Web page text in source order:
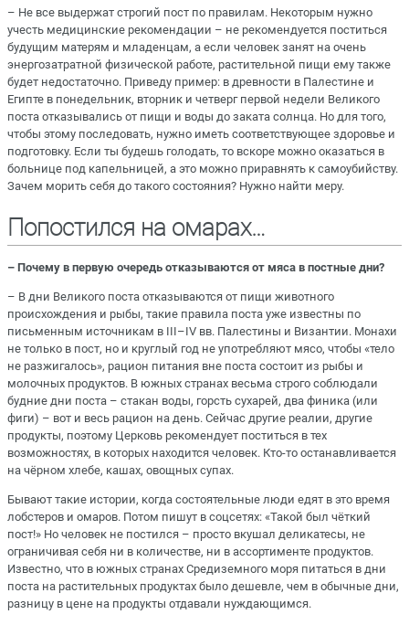
– Не все выдержат строгий пост по правилам. Некоторым нужно
учесть медицинские рекомендации – не рекомендуется поститься
будущим матерям и младенцам, а если человек занят на очень
энергозатратной физической работе, растительной пищи ему также
будет недостаточно. Приведу пример: в древности в Палестине и
Египте в понедельник, вторник и четверг первой недели Великого
поста отказывались от пищи и воды до заката солнца. Но для того,
чтобы этому последовать, нужно иметь соответствующее здоровье и
подготовку. Если ты будешь голодать, то вскоре можно оказаться в
больнице под капельницей, а это можно приравнять к самоубийству.
Зачем морить себя до такого состояния? Нужно найти меру.
Попостился на омарах…
– Почему в первую очередь отказываются от мяса в постные дни?
– В дни Великого поста отказываются от пищи животного
происхождения и рыбы, такие правила поста уже известны по
письменным источникам в III–IV вв. Палестины и Византии. Монахи
не только в пост, но и круглый год не употребляют мясо, чтобы «тело
не разжигалось», рацион питания вне поста состоит из рыбы и
молочных продуктов. В южных странах весьма строго соблюдали
будние дни поста – стакан воды, горсть сухарей, два финика (или
фиги) – вот и весь рацион на день. Сейчас другие реалии, другие
продукты, поэтому Церковь рекомендует поститься в тех
возможностях, в которых находится человек. Кто-то останавливается
на чёрном хлебе, кашах, овощных супах.
Бывают такие истории, когда состоятельные люди едят в это время
лобстеров и омаров. Потом пишут в соцсетях: «Такой был чёткий
пост!» Но человек не постился – просто вкушал деликатесы, не
ограничивая себя ни в количестве, ни в ассортименте продуктов.
Известно, что в южных странах Средиземного моря питаться в дни
поста на растительных продуктах было дешевле, чем в обычные дни,
разницу в цене на продукты отдавали нуждающимся.